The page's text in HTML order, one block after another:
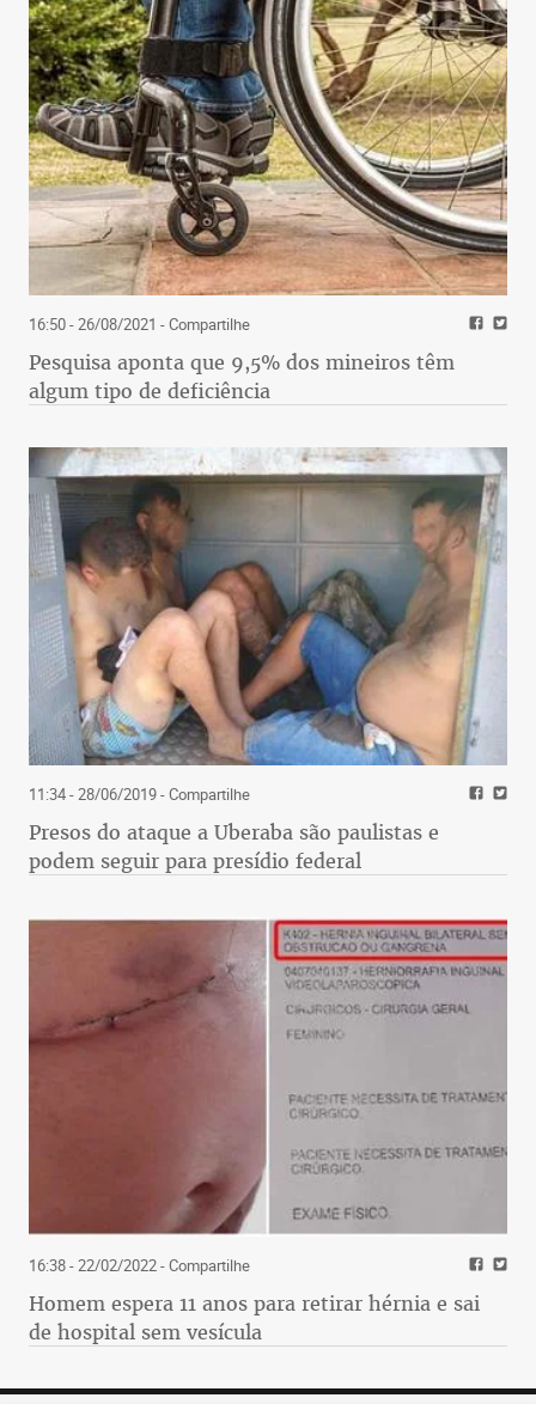
16:50 - 26/08/2021 - Compartilhe
Pesquisa aponta que 9,5% dos mineiros têm
algum tipo de deficiência
11:34 - 28/06/2019- Compartilhe
Presos do ataque a Uberaba são paulistas e
podem seguir para presídio federal
16:38 - 22/02/2022- Compartilhe
Homem espera 11 anos para retirar hérnia e sai
de hospital sem vesícula